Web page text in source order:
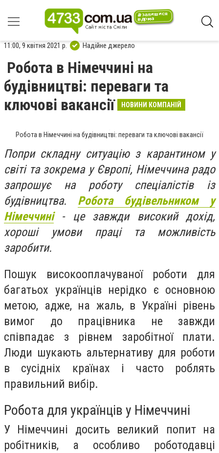
11:00, 9 квітня 2021 р. Надійне джерело
Робота в Німеччині на
будівництві: переваги та
ключові вакансії
НОВИНИ КОМПАНІЙ
Робота в Німеччині на будівництві: переваги та ключові вакансії
Попри складну ситуацію з карантином у
світі та зокрема у Європі, Німеччина радо
запрошує на роботу спеціалістів із
будівництва. Робота будівельником у
Німеччині- це завжди високий дохід,
хороші умови праці та можливість
заробити.
Пошук високооплачуваної роботи для
багатьох українців нерідко є основною
метою, адже, на жаль, в Україні рівень
вимог до працівника не завжди
співпадає з рівнем заробітної плати.
Люди шукають альтернативу для роботи
в сусідніх країнах і часто роблять
правильний вибір.
Робота для українців у Німеччині
У Німеччині досить великий попит на
робітників, а особливо роботодавці